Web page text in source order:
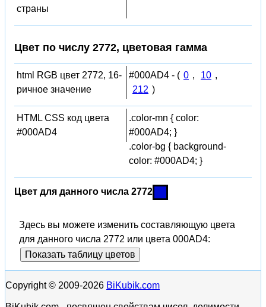
страны
Цвет по числу 2772, цветовая гамма
html RGB цвет 2772, 16-
ричное значение
#000AD4 - ( 0 , 10 ,
212 )
HTML CSS код цвета
#000AD4
.color-mn { color:
#000AD4; }
.color-bg { background-
color: #000AD4; }
Цвет для данного числа 2772
Здесь вы можете изменить составляющую цвета
для данного числа 2772 или цвета 000AD4:
Показать таблицу цветов
Copyright © 2009-2026 BiKubik.com